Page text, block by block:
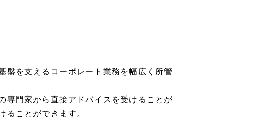
盤を支えるコーポレート業務を幅広く所管
専門家から直接アドバイスを受けることが
ることができます。